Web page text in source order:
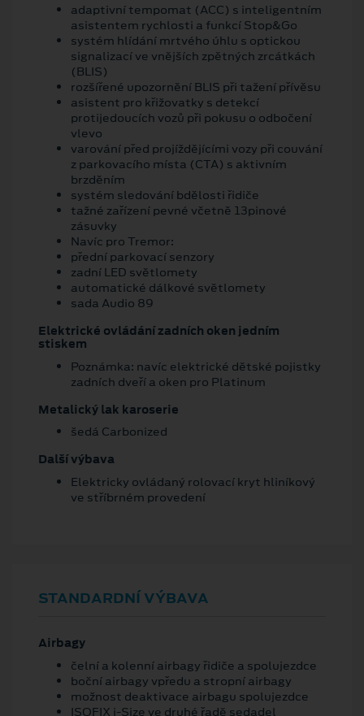
adaptivní tempomat (ACC) s inteligentním
asistentem rychlosti a funkcí Stop&Go
systém hlídání mrtvého úhlu s optickou
signalizací ve vnějších zpětných zrcátkách
(BLIS)
rozšířené upozornění BLIS při tažení přívěsu
asistent pro křižovatky s detekcí
protijedoucích vozů při pokusu o odbočení
vlevo
varování před projíždějícími vozy při couvání
z parkovacího místa (CTA) s aktivním
brzděním
systém sledování bdělosti řidiče
tažné zařízení pevné včetně 13pinové
zásuvky
Navíc pro Tremor:
přední parkovací senzory
zadní LED světlomety
automatické dálkové světlomety
sada Audio 89
Elektrické ovládání zadních oken jedním
stiskem
Poznámka: navíc elektrické dětské pojistky
zadních dveří a oken pro Platinum
Metalický lak karoserie
šedá Carbonized
Další výbava
Elektricky ovládaný rolovací kryt hliníkový
ve stříbrném provedení
STANDARDNÍ VÝBAVA
Airbagy
čelní a kolenní airbagy řidiče a spolujezdce
boční airbagy vpředu a stropní airbagy
možnost deaktivace airbagu spolujezdce
ISOFIX i-Size ve druhé řadě sedadel